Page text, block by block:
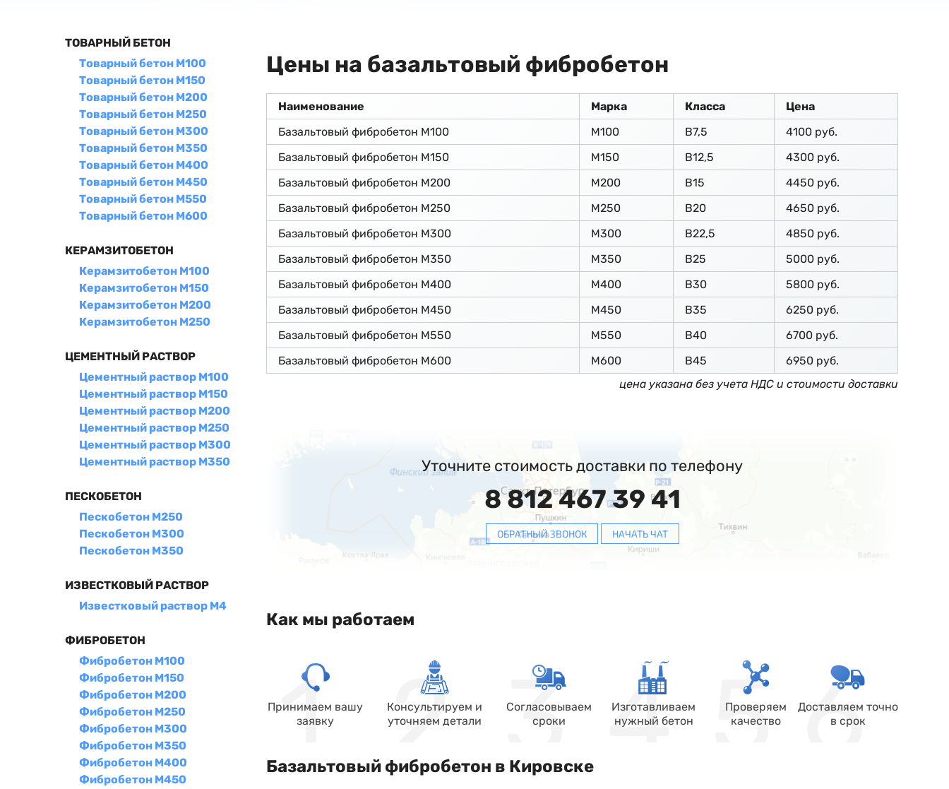
ТОВАРНЫЙ БЕТОН
Товарный бетон М100
Товарный бетон М150
Товарный бетон М200
Товарный бетон М250
Товарный бетон М300
Товарный бетон М350
Товарный бетон М400
Товарный бетон М450
Товарный бетон М550
Товарный бетон М600
КЕРАМЗИТОБЕТОН
Керамзитобетон М100
Керамзитобетон М150
Керамзитобетон М200
Керамзитобетон М250
ЦЕМЕНТНЫЙ РАСТВОР
Цементный раствор М100
Цементный раствор М150
Цементный раствор М200
Цементный раствор М250
Цементный раствор М300
Цементный раствор М350
ПЕСКОБЕТОН
Пескобетон М250
Пескобетон М300
Пескобетон М350
ИЗВЕСТКОВЫЙ РАСТВОР
Известковый раствор М4
ФИБРОБЕТОН
Фибробетон М100
Фибробетон М150
Фибробетон М200
Фибробетон М250
Фибробетон М300
Фибробетон М350
Фибробетон М400
Фибробетон М450
Цены на базальтовый фибробетон
Наименование Марка Класса
Цена
Базальтовый фибробетон М100
М100 В7,5
4100 руб.
Базальтовый фибробетон М150
М150 В12,5
4300 руб.
Базальтовый фибробетон М200
М200 В15
4450 руб.
Базальтовый фибробетон М250
М250 В20
4650 руб.
Базальтовый фибробетон М300
М300 В22,5
4850 руб.
Базальтовый фибробетон М350
М350 В25
5000 руб.
Базальтовый фибробетон М400
М400 В30
5800 руб.
Базальтовый фибробетон М450
М450 В35
6250 руб.
Базальтовый фибробетон М550
М550 В40
6700 руб.
Базальтовый фибробетон М600
М600 В45
6950 руб.
цена указана без учета НДС и стоимости доставки
Уточните стоимость доставки по телефону
8 812 467 39 41
ОБРАТНЫЙ ЗВОНОК НАЧАТЬ ЧАТ
Как мы работаем
Принимаем вашу
заявку
Консультируем и
уточняем детали
Согласовываем
сроки
Изготавливаем
нужный бетон
Проверяем
качество
Доставляем точно
в срок
Базальтовый фибробетон в Кировске